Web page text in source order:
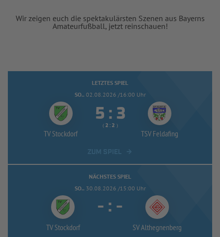
Wir zeigen euch die spektakulärsten Szenen aus Bayerns
Amateurfußball, jetzt reinschauen!
LETZTES SPIEL
SO.. 02.08.2026 /16:00 Uhr
TV Stockdorf
 : 
(  :  )
TSV Feldafing
NÄCHSTES SPIEL
SO.. 30.08.2026 /15:00 Uhr
TV Stockdorf
- : -
SV Althegnenberg